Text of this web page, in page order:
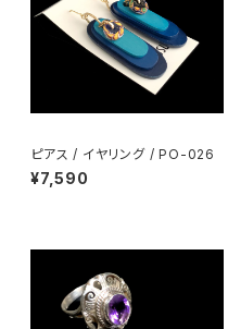
ピアス / イヤリング / PO-026
¥7,590